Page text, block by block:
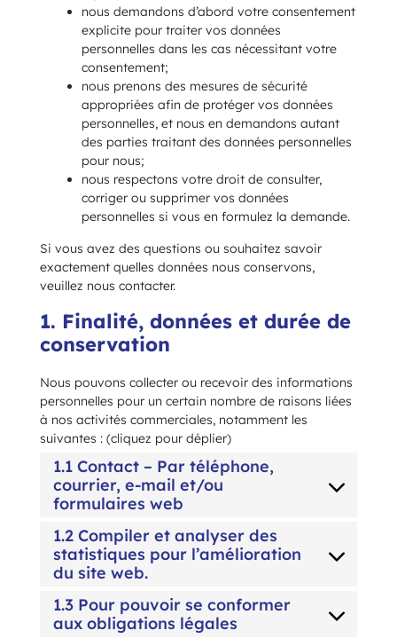
nous demandons d’abord votre consentement
explicite pour traiter vos données
personnelles dans les cas nécessitant votre
consentement;
nous prenons des mesures de sécurité
appropriées afin de protéger vos données
personnelles, et nous en demandons autant
des parties traitant des données personnelles
pour nous;
nous respectons votre droit de consulter,
corriger ou supprimer vos données
personnelles si vous en formulez la demande.
Si vous avez des questions ou souhaitez savoir
exactement quelles données nous conservons,
veuillez nous contacter.
1. Finalité, données et durée de
conservation
Nous pouvons collecter ou recevoir des informations
personnelles pour un certain nombre de raisons liées
à nos activités commerciales, notamment les
suivantes : (cliquez pour déplier)
1.1 Contact – Par téléphone,
courrier, e-mail et/ou
formulaires web
1.2 Compiler et analyser des
statistiques pour l’amélioration
du site web.
1.3 Pour pouvoir se conformer
aux obligations légales